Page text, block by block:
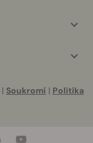
| Soukromí | Politika